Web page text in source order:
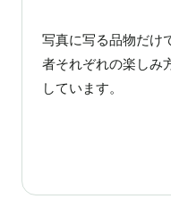
写真に写る品物だけ
者それぞれの楽しみ
しています。